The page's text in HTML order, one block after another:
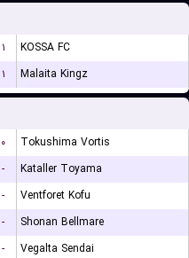
۱
KOSSA FC
۱ Malaita Kingz
۰
Tokushima Vortis
-
Kataller Toyama
-
Ventforet Kofu
-
Shonan Bellmare
-
Vegalta Sendai